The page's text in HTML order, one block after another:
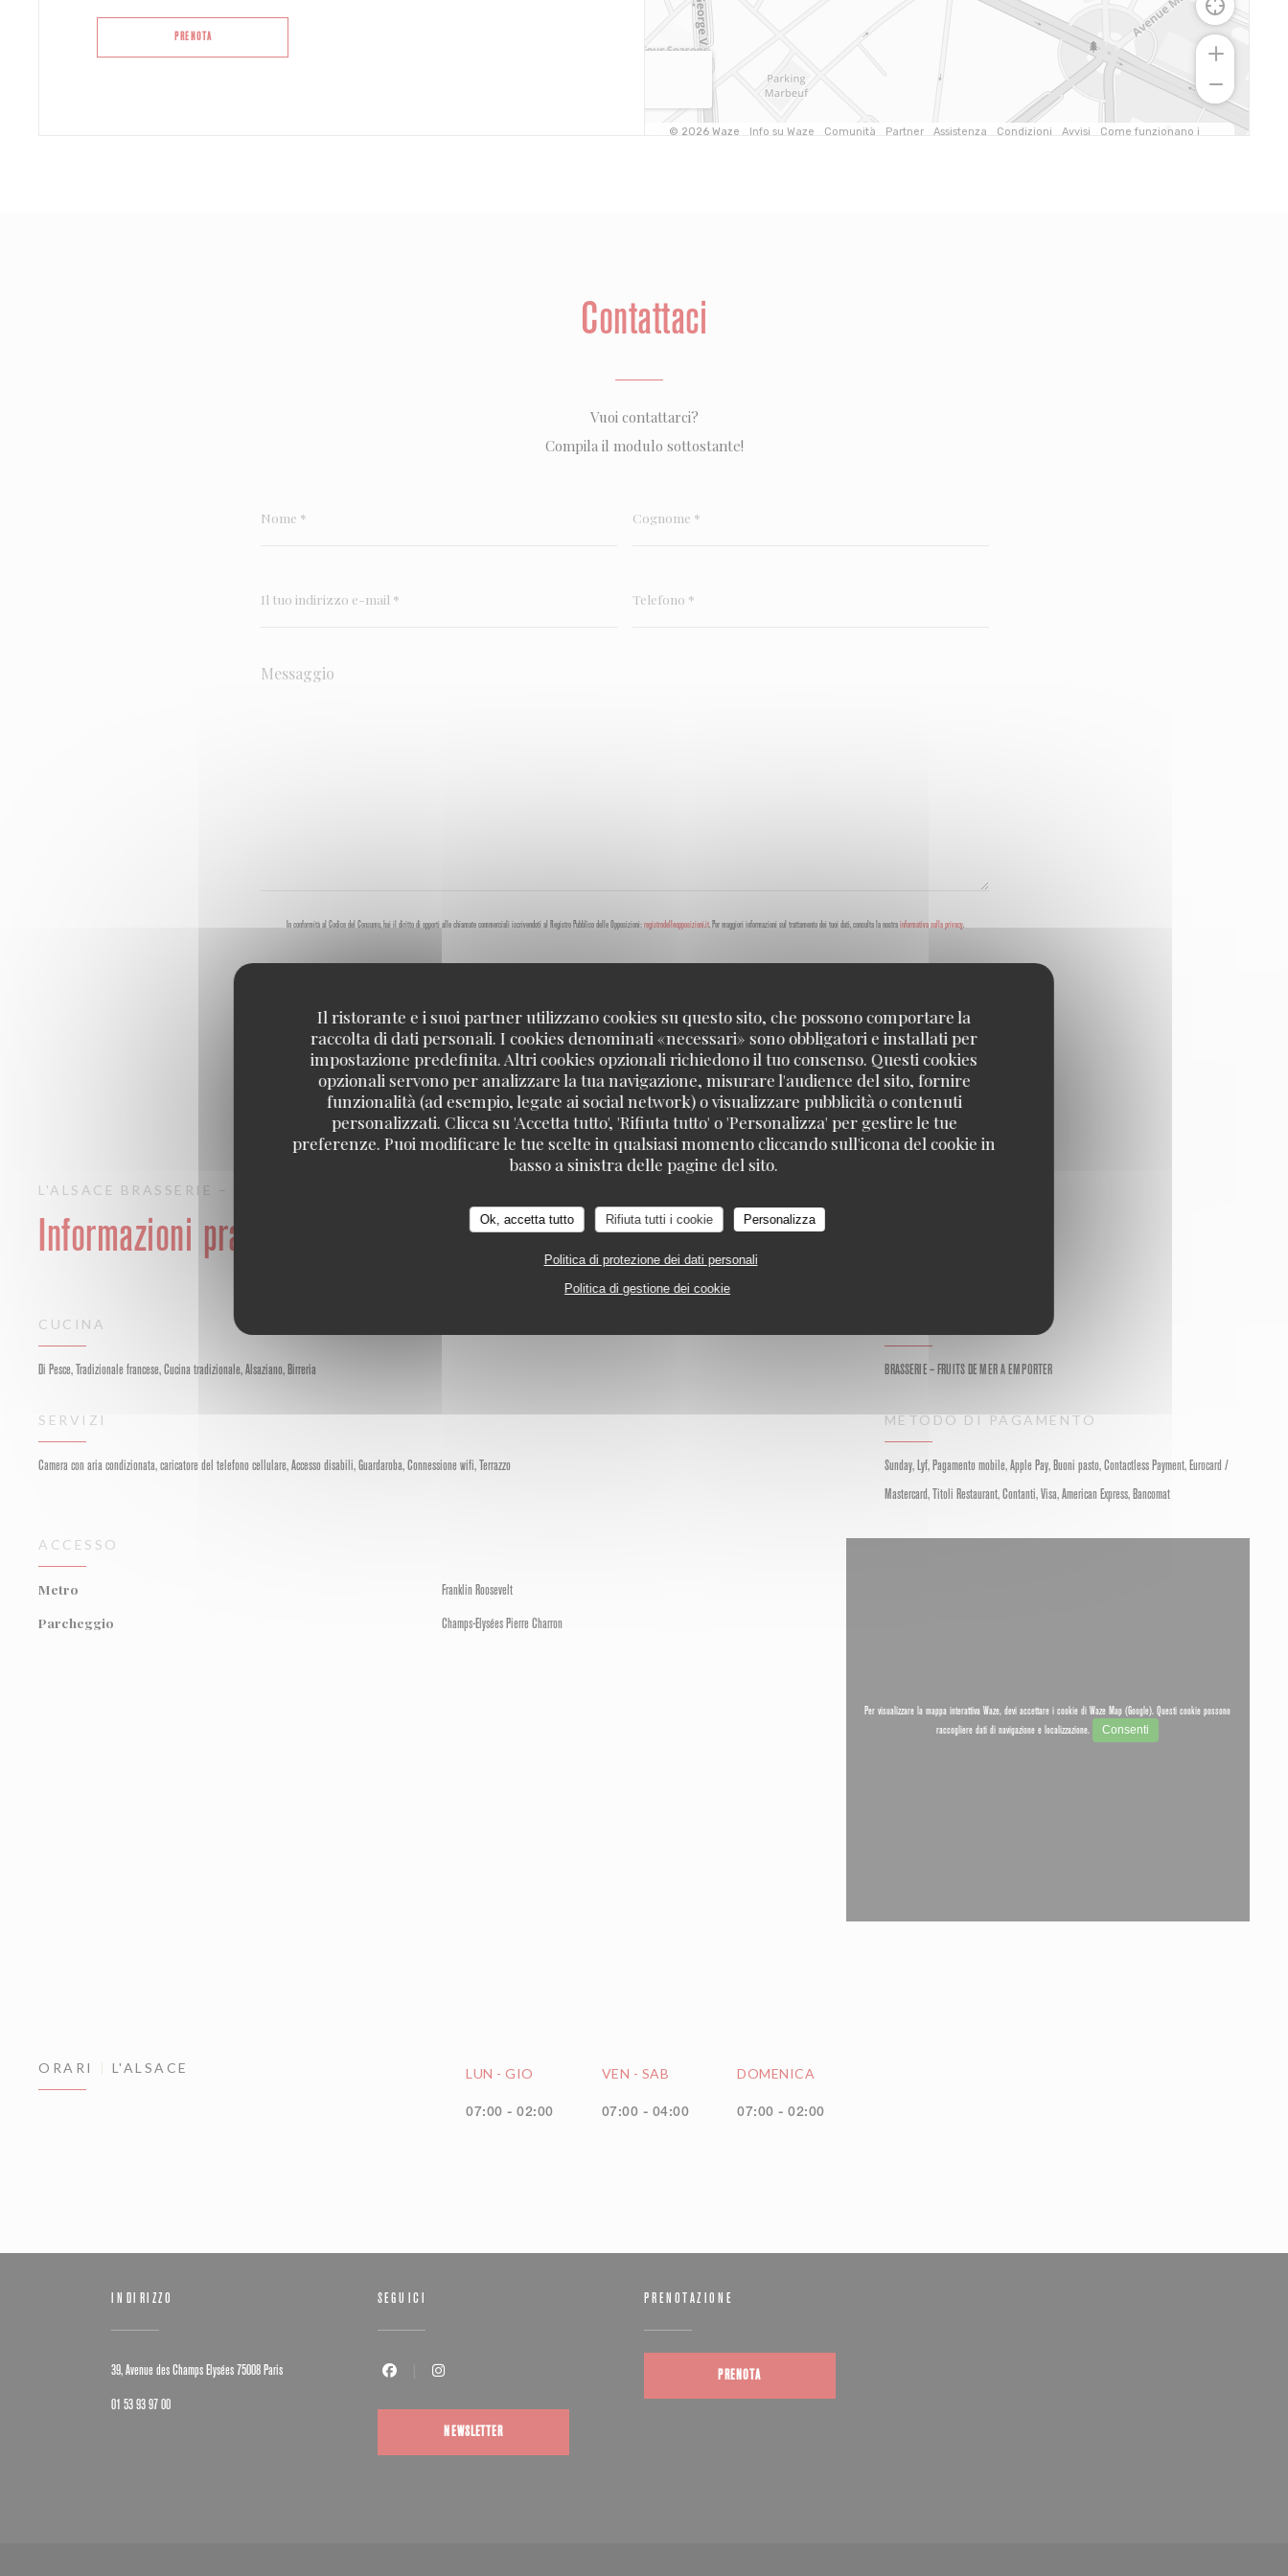
Il ristorante e i suoi partner utilizzano cookies su questo sito, che possono comportare la
raccolta di dati personali. I cookies denominati «necessari» sono obbligatori e installati per
impostazione predefinita. Altri cookies opzionali richiedono il tuo consenso. Questi cookies
opzionali servono per analizzare la tua navigazione, misurare l'audience del sito, fornire
funzionalità (ad esempio, legate ai social network) o visualizzare pubblicità o contenuti
personalizzati. Clicca su 'Accetta tutto', 'Rifiuta tutto' o 'Personalizza' per gestire le tue
preferenze. Puoi modificare le tue scelte in qualsiasi momento cliccando sull'icona del cookie in
basso a sinistra delle pagine del sito.
Ok, accetta tutto Rifiuta tutti i cookie Personalizza
Politica di protezione dei dati personali
Politica di gestione dei cookie
PRENOTA
Contattaci
Vuoi contattarci?
Compila il modulo sottostante!
In conformità al Codice del Consumo, hai il diritto di opporti alle chiamate commerciali iscrivendoti al Registro Pubblico delle Opposizioni: registrodelleopposizioni.it. Per maggiori informazioni sul trattamento dei tuoi dati, consulta la nostra informativa sulla privacy.
L'ALSACE BRASSERIE – FRUITS DE MER A EMPORTER
Informazioni pratiche
CUCINA
Di Pesce, Tradizionale francese, Cucina tradizionale, Alsaziano, Birreria BRASSERIE – FRUITS DE MER A EMPORTER
SERVIZI
Camera con aria condizionata, caricatore del telefono cellulare, Accesso disabili, Guardaroba, Connessione wifi, Terrazzo
METODO DI PAGAMENTO
Sunday, Lyf, Pagamento mobile, Apple Pay, Buoni pasto, Contactless Payment, Eurocard /
Mastercard, Titoli Restaurant, Contanti, Visa, American Express, Bancomat
ACCESSO
Metro Franklin Roosevelt
Parcheggio Champs-Elysées Pierre Charron
Per visualizzare la mappa interattiva Waze, devi accettare i cookie di Waze Map (Google). Questi cookie possono
raccogliere dati di navigazione e localizzazione.
Consenti
ORARI L'ALSACE LUN -GIO
07:00 - 02:00
VEN - SAB
07:00 - 04:00
DOMENICA
07:00 - 02:00
INDIRIZZO
39, Avenue des Champs Elysées 75008 Paris((apre una nuova finestra))
01 53 93 97 00
SEGUICI
NEWSLETTER
PRENOTAZIONE
PRENOTA